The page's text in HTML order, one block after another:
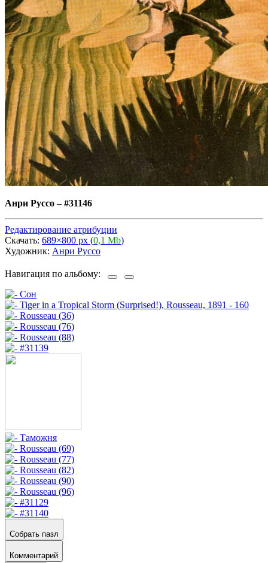
Анри Руссо–#31146
Редактирование атрибуции
Скачать: 689×800 px (0,1 Mb)
Художник: Анри Руссо
Навигация по альбому:
Собрать пазл
Комментарий